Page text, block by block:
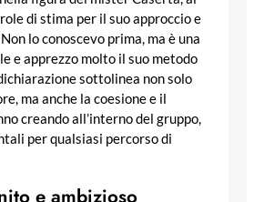
di stima per il suo approccio e
lo conoscevo prima, ma è una
e apprezzo molto il suo metodo
sottolinea non solo
ma anche la coesione e il
creando all’interno del gruppo,
per qualsiasi percorso di
e ambizioso